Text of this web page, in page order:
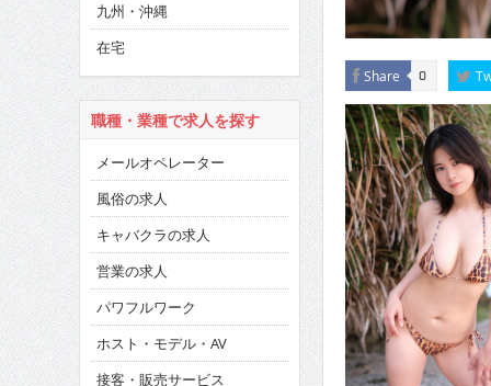
Share 0
九州・沖縄
在宅
職種・業種で求人を探す
メールオペレーター
風俗の求人
キャバクラの求人
営業の求人
パワフルワーク
ホスト・モデル・AV
接客・販売サービス